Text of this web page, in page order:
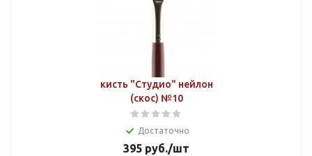
кисть "Студио" нейлон
(скос) №10
Достаточно
395 руб./шт